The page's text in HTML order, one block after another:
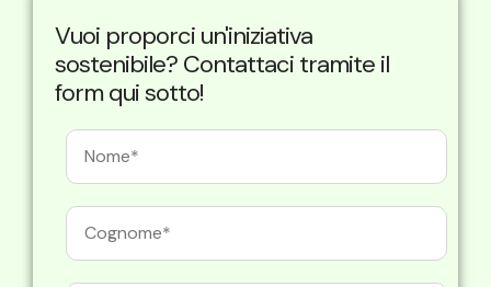
Vuoi proporci un'iniziativa
sostenibile? Contattaci tramite il
form qui sotto!